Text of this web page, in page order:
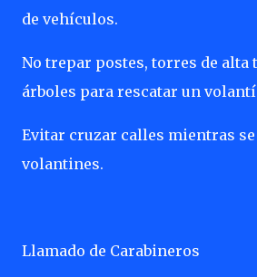
de vehículos.
No trepar postes, torres de alta
árboles para rescatar un
Evitar cruzar calles mientras se
volantines.
Llamado de Carabineros